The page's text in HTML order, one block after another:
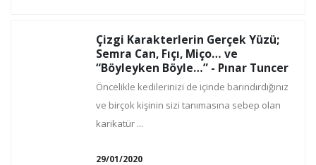
Çizgi Karakterlerin Gerçek Yüzü;
Semra Can, Fıçı, Miço… ve
“Böyleyken Böyle…” - Pınar Tuncer
Öncelikle kedilerinizi de içinde barındırdığınız
ve birçok kişinin sizi tanımasına sebep olan
karikatür ...
29/01/2020